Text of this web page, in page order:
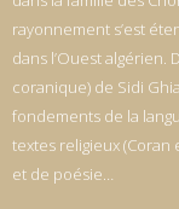
rayonnement s’est
dans l’Ouest
coranique) de Sidi
fondements de la
textes religieux
et de poésie…